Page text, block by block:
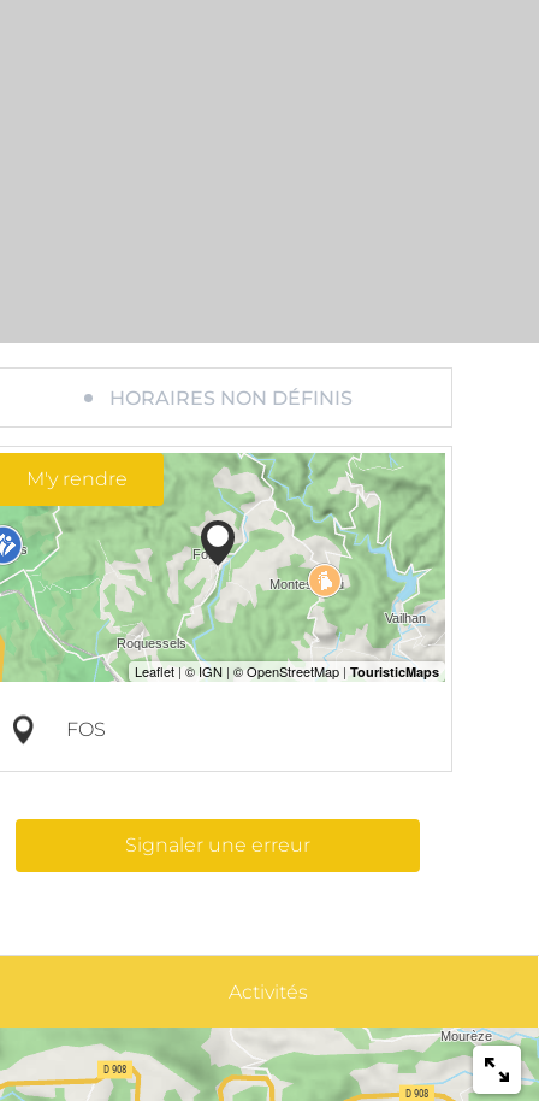
HORAIRES NON DÉFINIS
M'y rendre
FOS
Signaler une erreur
Activités